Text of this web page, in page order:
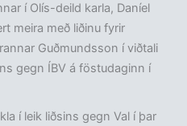
í Olís-deild karla, Daníel
meira með liðinu fyrir
Guðmundsson í viðtali
gegn ÍBV á föstudaginn í
í leik liðsins gegn Val í þar